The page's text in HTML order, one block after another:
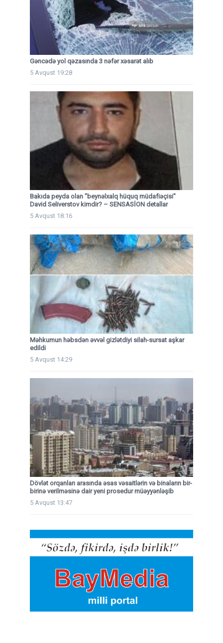
Gəncədə yol qəzasında 3 nəfər xəsarət alıb
5 Avqust 19:28
Bakıda peyda olan "beynəlxalq hüquq müdafiəçisi"
David Seliverstov kimdir? – SENSASİON detallar
5 Avqust 18:16
Məhkumun həbsdən əvvəl gizlətdiyi silah-sursat aşkar
edildi
5 Avqust 14:29
Dövlət orqanları arasında əsas vəsaitlərin və binaların bir-
birinə verilməsinə dair yeni prosedur müəyyənləşib
5 Avqust 13:47